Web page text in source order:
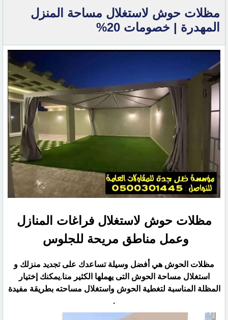
مظلات حوش لاستغلال مساحة المنزل
المهدرة | خصومات 20%‏
مظلات حوش لاستغلال فراغات المنازل
وعمل مناطق مريحة للجلوس
مظلات الحوش هي أفضل وسيلة تساعدك على تجديد منزلك و
استغلال مساحة الحوش التى يهملها الكثير منا.يمكنك ‏إختيار
المظلة المناسبة لتغطية الحوش واستغلال مساحته بطريقة مفيدة
.‏